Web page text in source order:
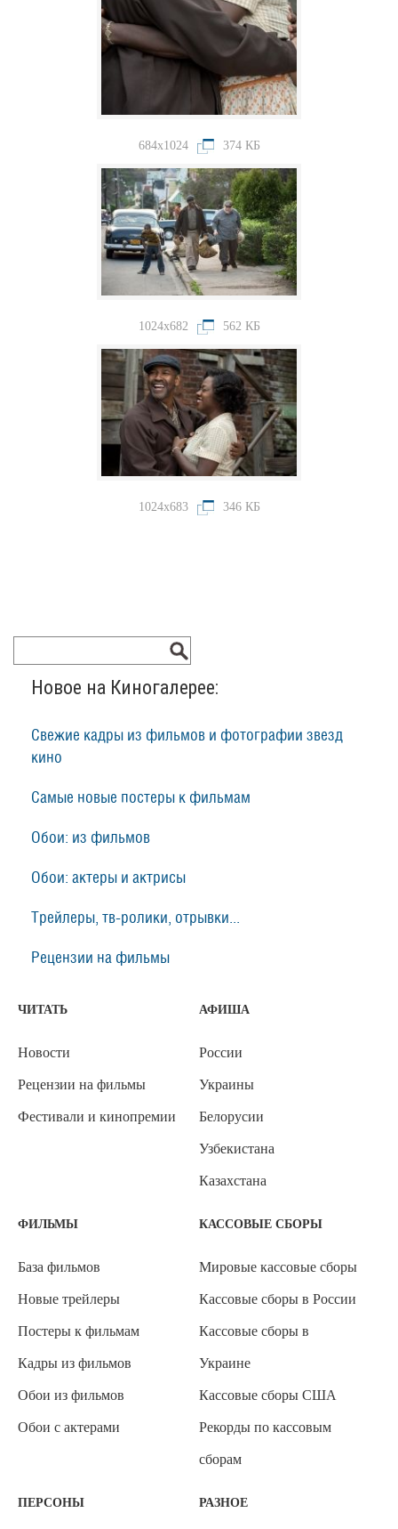
684x1024 374 КБ
1024x682 562 КБ
1024x683 346 КБ
Новое на Киногалерее:
Свежие кадры из фильмов и фотографии звезд
кино
Самые новые постеры к фильмам
Обои: из фильмов
Обои: актеры и актрисы
Трейлеры, тв-ролики, отрывки...
Рецензии на фильмы
ЧИТАТЬ
Новости
Рецензии на фильмы
Фестивали и кинопремии
АФИША
России
Украины
Белорусии
Узбекистана
Казахстана
ФИЛЬМЫ
База фильмов
Новые трейлеры
Постеры к фильмам
Кадры из фильмов
Обои из фильмов
Обои с актерами
КАССОВЫЕ СБОРЫ
Мировые кассовые сборы
Кассовые сборы в России
Кассовые сборы в
Украине
Кассовые сборы США
Рекорды по кассовым
сборам
ПЕРСОНЫ РАЗНОЕ